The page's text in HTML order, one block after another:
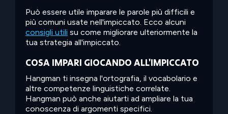
Può essere utile imparare le parole più difficili e
più comuni usate nell'impiccato. Ecco alcuni
consigli utili su come migliorare ulteriormente la
tua strategia all'impiccato.
COSA IMPARI GIOCANDO ALL'IMPICCATO
Hangman ti insegna l'ortografia, il vocabolario e
altre competenze linguistiche correlate.
Hangman può anche aiutarti ad ampliare la tua
conoscenza di argomenti specifici.